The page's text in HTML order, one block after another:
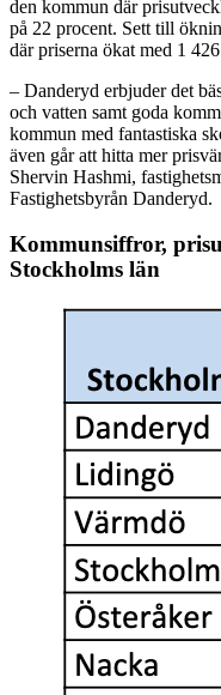
den kommun där
på 22 procent. Sett till
där priserna ökat med 1
– Danderyd erbjuder det
och vatten samt goda
kommun med fantastiska
även går att hitta mer
Shervin Hashmi,
Fastighetsbyrån Danderyd.
Kommunsiffror,
Stockholms län